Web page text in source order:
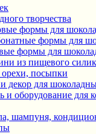
творчества
формы для
формы для
формы для
из пищевого
посыпки
декор для
и оборудование для
шампуня,